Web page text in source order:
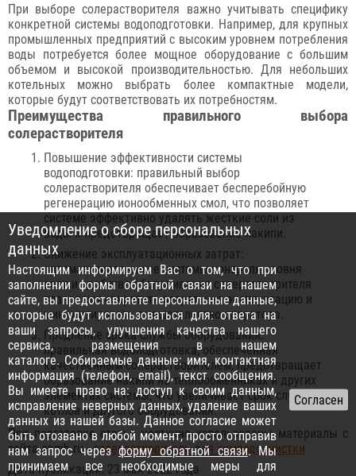
При выборе солерастворителя важно учитывать специфику
конкретной системы водоподготовки. Например, для крупных
промышленных предприятий с высоким уровнем потребления
воды потребуется более мощное оборудование с большим
объемом и высокой производительностью. Для небольших
котельных можно выбрать более компактные модели,
которые будут соответствовать их потребностям.
Преимущества правильного выбора
солерастворителя
Повышение эффективности системы
водоподготовки: правильный выбор
солерастворителя обеспечивает бесперебойную
регенерацию ионообменных смол, что позволяет
системе эффективно удалять жесткие соли из
воды и предотвращает образование накипи.
Снижение эксплуатационных затрат:
автоматизированные системы контроля уровня
соли и удобство обслуживания солерастворителя
позволяют сократить затраты на эксплуатацию и
минимизировать вмешательство оператора.
Продление срока службы оборудования:
правильная водоподготовка, обеспеченная
качественным солерастворителем, предотвращает
образование накипи на теплообменниках и других
элементах системы, что увеличивает срок службы
котлов и другого оборудования.
При подготовке статьи частично использованы материалы с
сайта enmh.ru -солерастворитель для химводоочистки
Дата публикации: 23 мая 2022 года
Уведомление о сборе персональных
данных
Настоящим информируем Вас о том, что при
заполнении формы обратной связи на нашем
сайте, вы предоставляете персональные данные,
которые будут использоваться для: ответа на
ваши запросы, улучшения качества нашего
сервиса, размещения в нашем
каталоге. Собираемые данные: имя, контактная
информация (телефон, email), текст сообщения.
Вы имеете право на: доступ к своим данным,
исправление неверных данных, удаление ваших
данных из нашей базы. Данное согласие может
быть отозвано в любой момент, просто отправив
нам запрос черезформу обратной связи. Мы
принимаем все необходимые меры для